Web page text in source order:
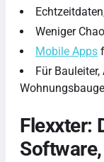
Weniger
Mobile Apps
Für
Flexxter: